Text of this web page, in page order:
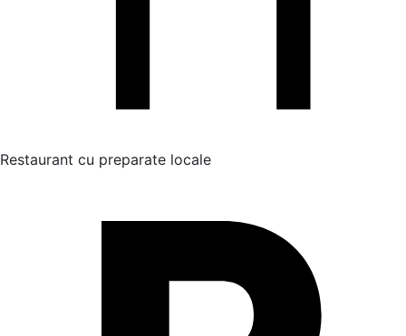
Restaurant cu preparate locale